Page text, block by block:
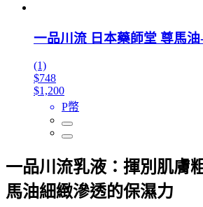
一品川流 日本藥師堂 尊馬油
(1)
$748
$1,200
P幣
一品川流乳液：揮別肌膚
馬油細緻滲透的保濕力